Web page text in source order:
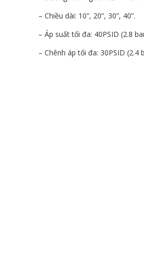
– Chiều dài: 10”, 20”, 30”, 40”.
– Áp suất tối đa: 40PSID (2.8
– Chênh áp tối đa: 30PSID (2.4